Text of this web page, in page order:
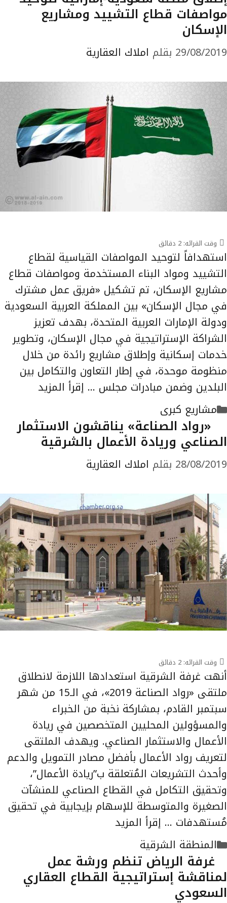
مواصفات قطاع التشييد ومشاريع
الإسكان
29/08/2019 بقلم املاك العقارية
وقت القرائه: 2 دقائق
استهدافاً لتوحيد المواصفات القياسية لقطاع
التشييد ومواد البناء المستخدمة ومواصفات قطاع
مشاريع الإسكان، تم تشكيل «فريق عمل مشترك
في مجال الإسكان» بين المملكة العربية السعودية
ودولة الإمارات العربية المتحدة، بهدف تعزيز
الشراكة الإستراتيجية في مجال الإسكان، وتطوير
خدمات إسكانية وإطلاق مشاريع رائدة من خلال
منظومة موحدة، في إطار التعاون والتكامل بين
البلدين وضمن مبادرات مجلس … إقرأ المزيد
التصنيفات
مشاريع كبرى
«رواد الصناعة» يناقشون الاستثمار
الصناعي وريادة الأعمال بالشرقية
28/08/2019 بقلم املاك العقارية
وقت القرائه: 2 دقائق
أنهت غرفة الشرقية استعدادها اللازمة لانطلاق
ملتقى «رواد الصناعة 2019»، في الـ15 من شهر
سبتمبر القادم، بمشاركة نخبة من الخبراء
والمسؤولين المحليين المتخصصين في ريادة
الأعمال والاستثمار الصناعي. ويهدف الملتقى
لتعريف رواد الأعمال بأفضل مصادر التمويل والدعم
وأحدث التشريعات المُتعلقة ب”ريادة الأعمال”،
وتحقيق التكامل في القطاع الصناعي للمنشآت
الصغيرة والمتوسطة للإسهام بإيجابية في تحقيق
مُستهدفات … إقرأ المزيد
التصنيفات
المنطقة الشرقية
غرفة الرياض تنظم ورشة عمل
لمناقشة إستراتيجية القطاع العقاري
السعودي